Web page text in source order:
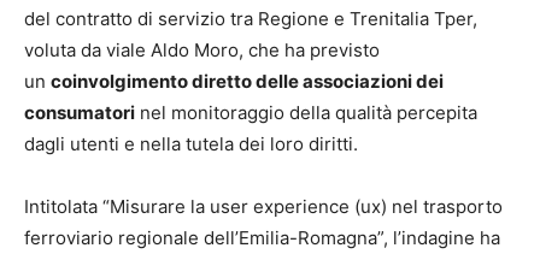
del contratto di servizio tra Regione e Trenitalia Tper,
voluta da viale Aldo Moro, che ha previsto
un coinvolgimento diretto delle associazioni dei
consumatori nel monitoraggio della qualità percepita
dagli utenti e nella tutela dei loro diritti.
Intitolata “Misurare la user experience (ux) nel trasporto
ferroviario regionale dell’Emilia-Romagna”, l’indagine ha